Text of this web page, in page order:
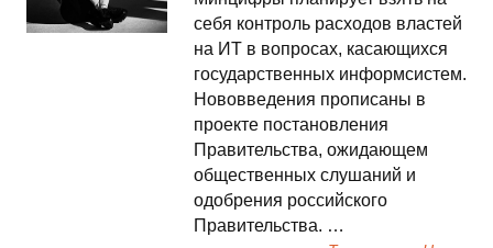
себя контроль расходов властей
на ИТ в вопросах, касающихся
государственных информсистем.
Нововведения прописаны в
проекте постановления
Правительства, ожидающем
общественных слушаний и
одобрения российского
Правительства. …